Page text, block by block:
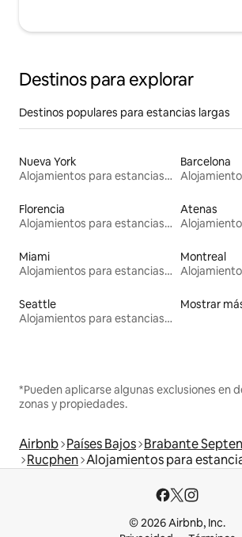
Destinos para explorar
Destinos populares para estancias largas
Nueva York
Alojamientos para estancias largas
Barcelona
Florencia
Alojamientos para estancias largas
Atenas
Miami
Alojamientos para estancias largas
Montreal
Seattle
Alojamientos para estancias largas
Mostrar
*Pueden aplicarse algunas exclusiones en
zonas y propiedades.
Airbnb Países Bajos Brabante
Rucphen Alojamientos para
© 2026 Airbnb, Inc.